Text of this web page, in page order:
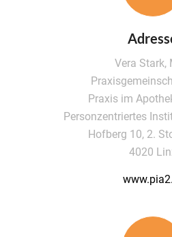
Vera Stark,
Praxis im
Personzentriertes
Hofberg 10, 2.
4020